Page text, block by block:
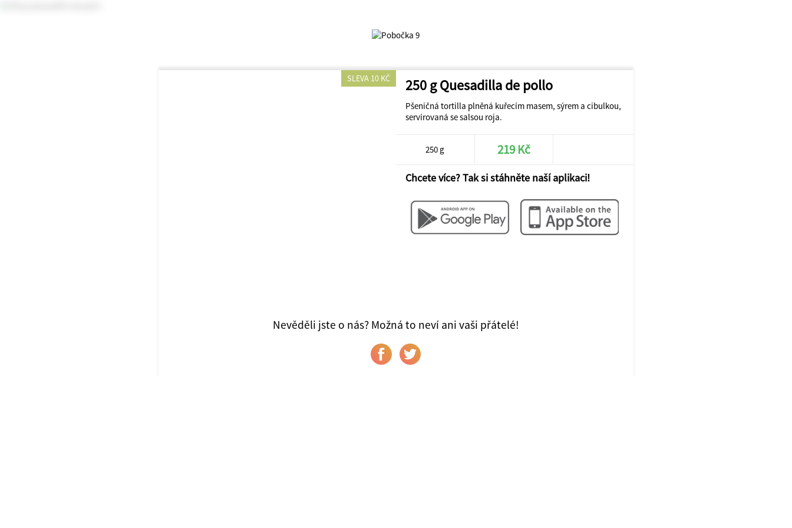
SLEVA 10 KČ 250 g Quesadilla de pollo
Pšeničná tortilla plněná kuřecím masem, sýrem a cibulkou,
servírovaná se salsou roja.
250 g 219 Kč
Chcete více? Tak si stáhněte naší aplikaci!
Nevěděli jste o nás? Možná to neví ani vaši přátelé!